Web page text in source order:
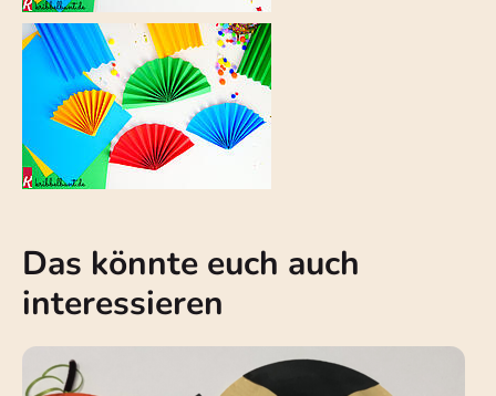
Das könnte euch auch
interessieren